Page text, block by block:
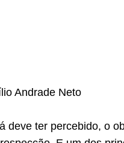
Andrade Neto
deve ter percebido, o